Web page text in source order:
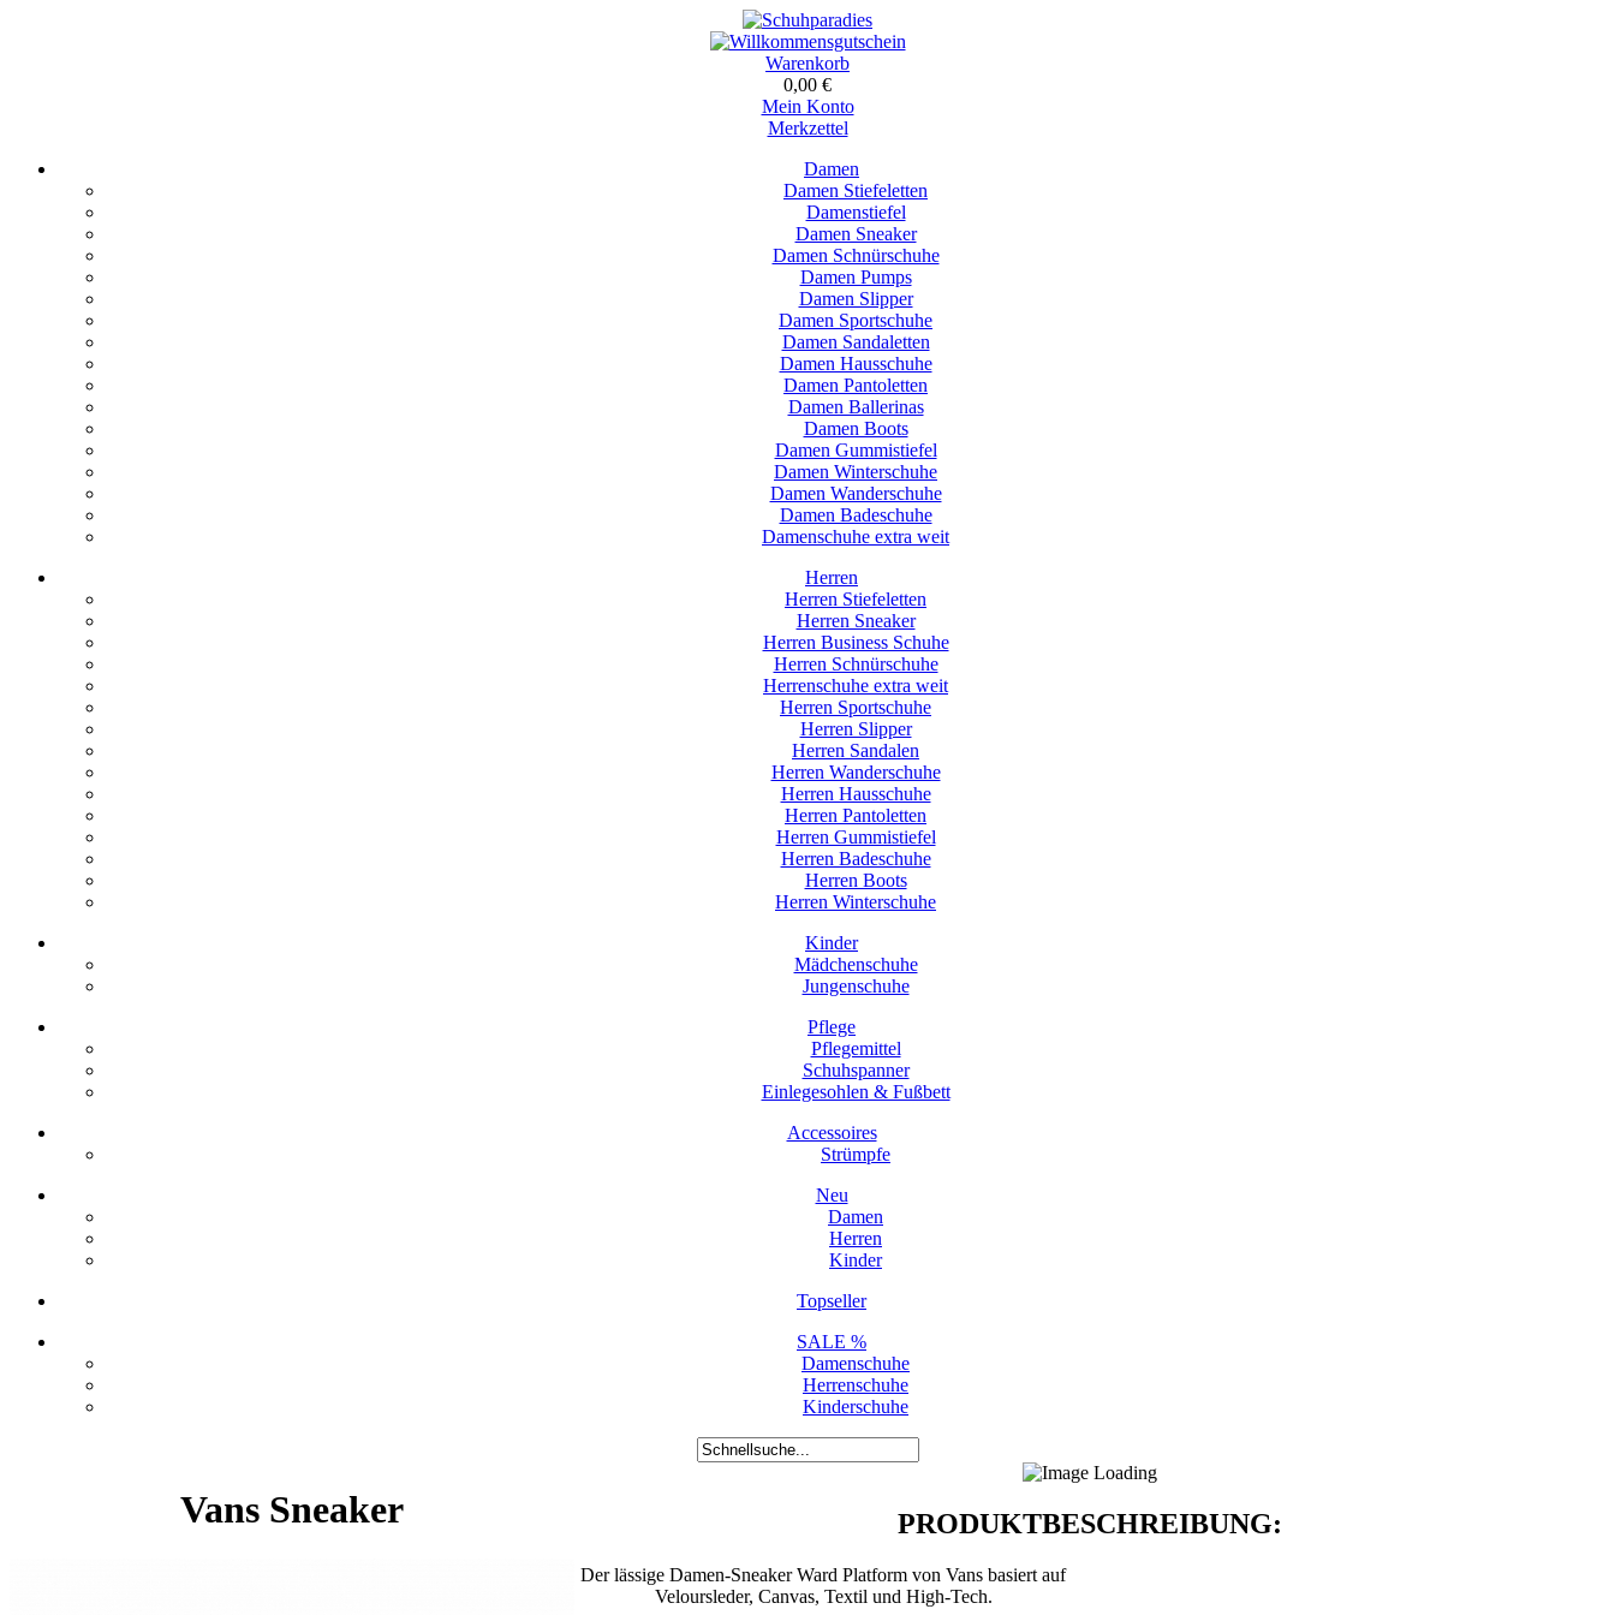
Warenkorb
0,00 €
Mein Konto
Merkzettel
Damen
Damen Stiefeletten
Damenstiefel
Damen Sneaker
Damen Schnürschuhe
Damen Pumps
Damen Slipper
Damen Sportschuhe
Damen Sandaletten
Damen Hausschuhe
Damen Pantoletten
Damen Ballerinas
Damen Boots
Damen Gummistiefel
Damen Winterschuhe
Damen Wanderschuhe
Damen Badeschuhe
Damenschuhe extra weit
Herren
Herren Stiefeletten
Herren Sneaker
Herren Business Schuhe
Herren Schnürschuhe
Herrenschuhe extra weit
Herren Sportschuhe
Herren Slipper
Herren Sandalen
Herren Wanderschuhe
Herren Hausschuhe
Herren Pantoletten
Herren Gummistiefel
Herren Badeschuhe
Herren Boots
Herren Winterschuhe
Kinder
Mädchenschuhe
Jungenschuhe
Pflege
Pflegemittel
Schuhspanner
Einlegesohlen & Fußbett
Accessoires
Strümpfe
Neu
Damen
Herren
Kinder
Topseller
SALE %
Damenschuhe
Herrenschuhe
Kinderschuhe
Vans Sneaker PRODUKTBESCHREIBUNG:
Der lässige Damen-Sneaker Ward Platform von Vans basiert auf
Veloursleder, Canvas, Textil und High-Tech.